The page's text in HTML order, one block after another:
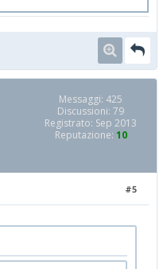
Messaggi: 425
Discussioni: 79
Registrato: Sep 2013
Reputazione: 10
#5